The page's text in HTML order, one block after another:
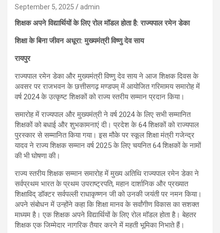
September 5, 2025 admin
शिक्षक अपने विद्यार्थियों के लिए रोल मॉडल होता है: राज्यपाल रमेन डेका
शिक्षा के बिना जीवन अधूरा: मुख्यमंत्री विष्णु देव साय
रायपुर
राज्यपाल रमेन डेका और मुख्यमंत्री विष्णु देव साय ने आज शिक्षक दिवस के
अवसर पर राजभवन के छत्तीसगढ़ मण्डपम् में आयोजित गरिमामय समारोह में
वर्ष 2024 के उत्कृष्ट शिक्षकों को राज्य स्तरीय सम्मान प्रदान किया।
समारोह में राज्यपाल और मुख्यमंत्री ने वर्ष 2024 के लिए सभी सम्मानित
शिक्षकों को बधाई और शुभकामनाएं दी। प्रदेश के 64 शिक्षकों को राज्यपाल
पुरस्कार से सम्मानित किया गया। इस मौके पर स्कूल शिक्षा मंत्री गजेन्द्र
यादव ने राज्य शिक्षक सम्मान वर्ष 2025 के लिए चयनित 64 शिक्षकों के नामों
की भी घोषणा की।
राज्य स्तरीय शिक्षक सम्मान समारोह में मुख्य अतिथि राज्यपाल रमेन डेका ने
सर्वप्रथम भारत के प्रथम उपराष्ट्रपति, महान दार्शानिक और प्रख्यात
शिक्षाविद् डॉक्टर सर्वपल्ली राधाकृष्णन जी को उनकी जयंती पर नमन किया।
अपने संबोधन में उन्होंने कहा कि शिक्षा मानव के सर्वांगीण विकास का सशक्त
माध्यम है। एक शिक्षक अपने विद्यार्थियों के लिए रोल मॉडल होता है। बेहतर
शिक्षक एक जिम्मेदार नागरिक तैयार करने में महती भूमिका निभाते हैं।